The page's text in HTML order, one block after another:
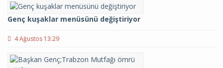
Genç kuşaklar menüsünü değiştiriyor
4 Ağustos 13:29